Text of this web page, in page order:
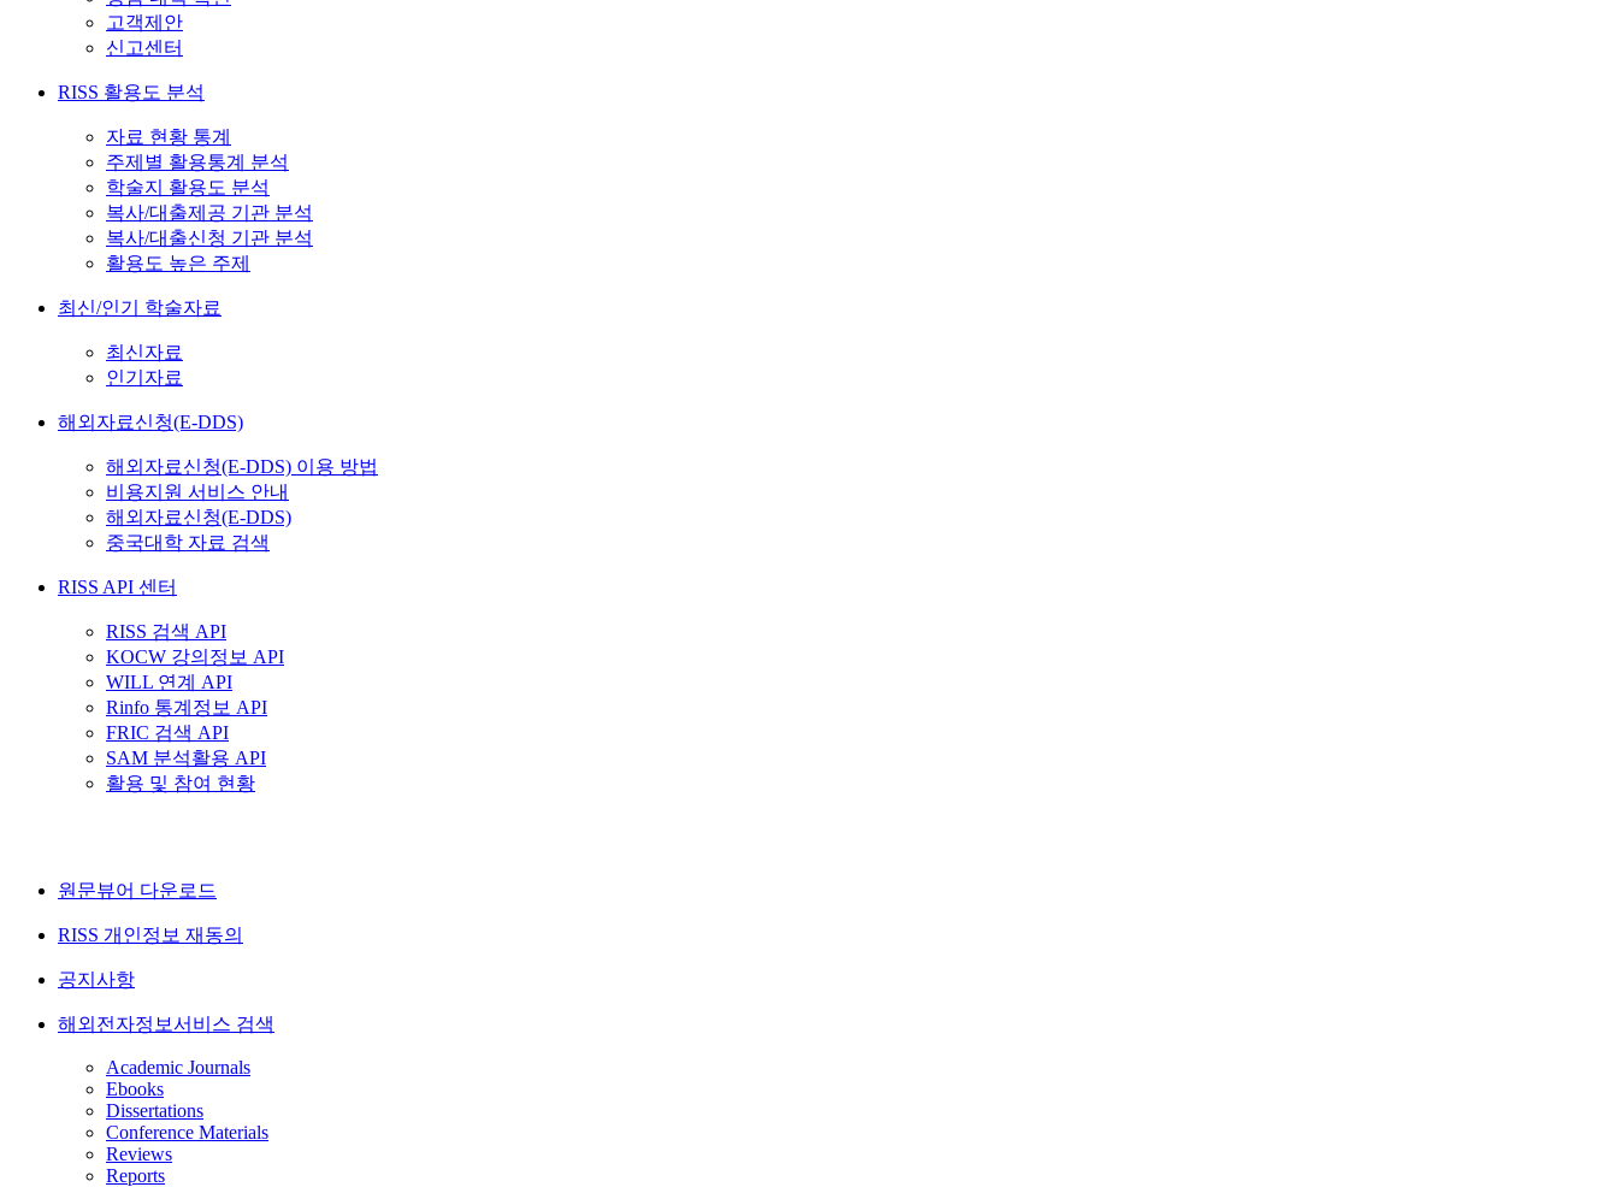
고객제안
신고센터
RISS 활용도 분석
자료 현황 통계
주제별 활용통계 분석
학술지 활용도 분석
복사/대출제공 기관 분석
복사/대출신청 기관 분석
활용도 높은 주제
최신/인기 학술자료
최신자료
인기자료
해외자료신청(E-DDS)
해외자료신청(E-DDS) 이용 방법
비용지원 서비스 안내
해외자료신청(E-DDS)
중국대학 자료 검색
RISS API 센터
RISS 검색 API
KOCW 강의정보 API
WILL 연계 API
Rinfo 통계정보 API
FRIC 검색 API
SAM 분석활용 API
활용 및 참여 현황
원문뷰어 다운로드
RISS 개인정보 재동의
공지사항
해외전자정보서비스 검색
Academic Journals
Ebooks
Dissertations
Conference Materials
Reviews
Reports